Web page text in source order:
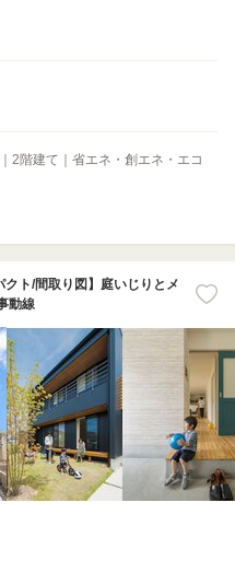
2階建て｜省エネ・創エネ・エコ
クト/間取り図】庭いじりとメ
動線